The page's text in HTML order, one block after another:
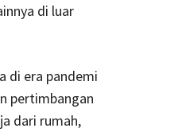
di luar
di era pandemi
pertimbangan
dari rumah,